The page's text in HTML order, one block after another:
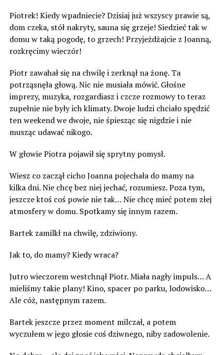
Piotrek! Kiedy wpadniecie? Dzisiaj już wszyscy prawie są,
dom czeka, stół nakryty, sauna się grzeje! Siedzieć tak w
domu w taką pogodę, to grzech! Przyjeżdżajcie z Joanną,
rozkręcimy wieczór!
Piotr zawahał się na chwilę i zerknął na żonę. Ta
potrząsnęła głową. Nic nie musiała mówić. Głośne
imprezy, muzyka, rozgardiasz i czcze rozmowy to teraz
zupełnie nie były ich klimaty. Dwoje ludzi chciało spędzić
ten weekend we dwoje, nie śpiesząc się nigdzie i nie
musząc udawać nikogo.
W głowie Piotra pojawił się sprytny pomysł.
Wiesz co zaczął cicho Joanna pojechała do mamy na
kilka dni. Nie chcę bez niej jechać, rozumiesz. Poza tym,
jeszcze ktoś coś powie nie tak… Nie chcę mieć potem złej
atmosfery w domu. Spotkamy się innym razem.
Bartek zamilkł na chwilę, zdziwiony.
Jak to, do mamy? Kiedy wraca?
Jutro wieczorem westchnął Piotr. Miała nagły impuls… A
mieliśmy takie plany! Kino, spacer po parku, lodowisko…
Ale cóż, następnym razem.
Bartek jeszcze przez moment milczał, a potem
wyczułem w jego głosie coś dziwnego, niby zadowolenie.